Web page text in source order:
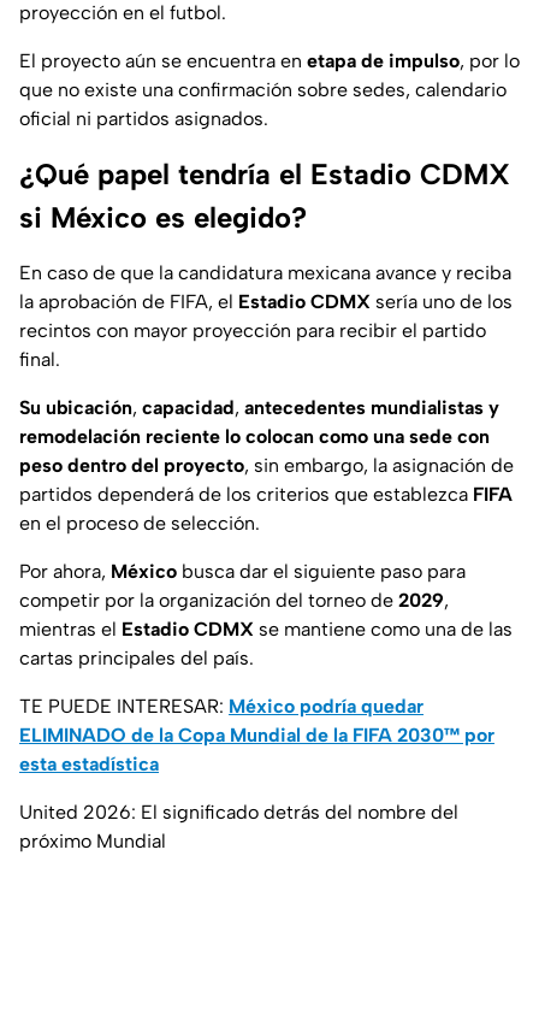
proyección en el futbol.
El proyecto aún se encuentra en etapa de impulso, por lo
que no existe una confirmación sobre sedes, calendario
oficial ni partidos asignados.
¿Qué papel tendría el Estadio CDMX
si México es elegido?
En caso de que la candidatura mexicana avance y reciba
la aprobación de FIFA, el Estadio CDMX sería uno de los
recintos con mayor proyección para recibir el partido
final.
Su ubicación, capacidad, antecedentes mundialistas y
remodelación reciente lo colocan como una sede con
peso dentro del proyecto, sin embargo, la asignación de
partidos dependerá de los criterios que establezca FIFA
en el proceso de selección.
Por ahora, México busca dar el siguiente paso para
competir por la organización del torneo de 2029,
mientras el Estadio CDMX se mantiene como una de las
cartas principales del país.
TE PUEDE INTERESAR: México podría quedar
ELIMINADO de la Copa Mundial de la FIFA 2030™ por
esta estadística
United 2026: El significado detrás del nombre del
próximo Mundial